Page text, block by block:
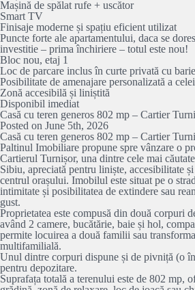
Mașină de spălat rufe + uscător
Smart TV
Finisaje moderne și spațiu eficient utilizat
Puncte forte ale apartamentului, daca se
investitie – prima închiriere – totul este nou!
Bloc nou, etaj 1
Loc de parcare inclus în curte privată cu
Posibilitate de amenajare personalizată a
Zonă accesibilă și liniștită
Disponibil imediat
Casă cu teren generos 802 mp – Cartier
Posted on June 5th, 2026
Casă cu teren generos 802 mp – Cartier
Paltinul Imobiliare propune spre vânzare o
Cartierul Turnișor, una dintre cele mai
Sibiu, apreciată pentru liniște, accesibilitate
centrul orașului. Imobilul este situat pe o
intimitate și posibilitatea de extindere sau
gust.
Proprietatea este compusă din două corpuri
având 2 camere, bucătărie, baie și hol,
permite locuirea a două familii sau
multifamilială.
Unul dintre corpuri dispune și de pivniță (o
pentru depozitare.
Suprafața totală a terenului este de 802 mp,